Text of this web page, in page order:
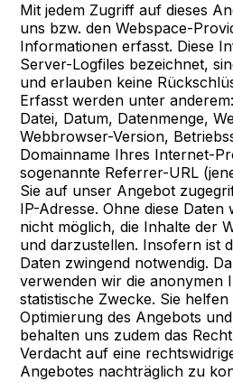
Mit jedem Zugriff auf dieses
uns bzw. den Webspace-
Informationen erfasst. Diese
Server-Logfiles bezeichnet,
und erlauben keine
Erfasst werden unter
Datei, Datum, Datenmenge,
Webbrowser-Version,
Domainname Ihres Internet-
sogenannte Referrer-URL
Sie auf unser Angebot
IP-Adresse. Ohne diese Daten
nicht möglich, die Inhalte der
und darzustellen. Insofern ist
Daten zwingend notwendig.
verwenden wir die anonymen
statistische Zwecke. Sie
Optimierung des Angebots
behalten uns zudem das
Verdacht auf eine
Angebotes nachträglich zu